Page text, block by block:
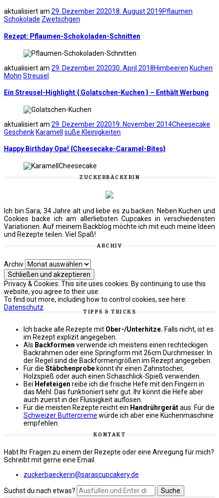
aktualisiert am 29. Dezember 202018. August 2019Pflaumen
Schokolade Zwetschgen
Rezept: Pflaumen-Schokoladen-Schnitten
aktualisiert am 29. Dezember 202030. April 2018Himbeeren Kuchen
Mohn Streusel
Ein Streusel-Highlight { Golatschen-Kuchen } – Enthält Werbung
aktualisiert am 29. Dezember 202019. November 2014Cheesecake
Geschenk Karamell süße Kleinigkeiten
Happy Birthday Opa! {Cheesecake-Caramel-Bites}
ZUCKERBÄCKERIN
Ich bin Sara, 34 Jahre alt und liebe es zu backen. Neben Kuchen und
Cookies backe ich am allerliebsten Cupcakes in verschiedensten
Variationen. Auf meinem Backblog möchte ich mit euch meine Ideen
und Rezepte teilen. Viel Spaß!
ARCHIV
Archiv
Privacy & Cookies: This site uses cookies. By continuing to use this
website, you agree to their use.
To find out more, including how to control cookies, see here:
Datenschutz
TIPPS & TRICKS
Ich backe alle Rezepte mit Ober-/Unterhitze. Falls nicht, ist es
im Rezept explizit angegeben.
Als Backformen verwende ich meistens einen rechteckigen
Backrahmen oder eine Springform mit 26cm Durchmesser. In
der Regel sind die Backformengrößen im Rezept angegeben.
Für die Stäbchenprobe könnt ihr einen Zahnstocher,
Holzspieß oder auch einen Schaschlick-Spieß verwenden.
Bei Hefeteigen reibe ich die frische Hefe mit den Fingern in
das Mehl. Das funktioniert sehr gut. Ihr könnt die Hefe aber
auch zuerst in der Flüssigkeit auflösen.
Für die meisten Rezepte reicht ein Handrührgerätaus. Für die
Schweizer Buttercreme würde ich aber eine Küchenmaschine
empfehlen.
KONTAKT
Habt Ihr Fragen zu einem der Rezepte oder eine Anregung für mich?
Schreibt mit gerne eine Email.
zuckerbaeckerin@sarascupcakery.de
Suchst du nach etwas?